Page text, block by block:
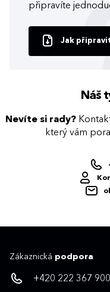
připravíte
Jak
Náš
Nevíte si rady?
který vám
Zákaznická podpora
+420 222 367 900